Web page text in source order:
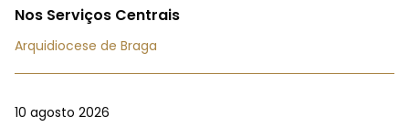
Nos Serviços Centrais
Arquidiocese de Braga
10 agosto 2026